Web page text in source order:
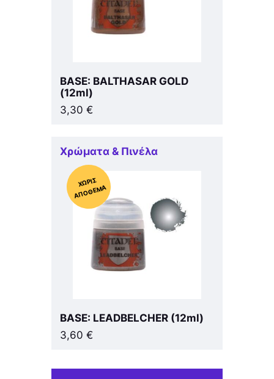
BASE: BALTHASAR GOLD
(12ml)
3,30 €
Χρώματα & Πινέλα
Χ
ΩΡΊΣ
Α
Π
Ό
ΘΕ
ΜΑ
BASE: LEADBELCHER (12ml)
3,60 €